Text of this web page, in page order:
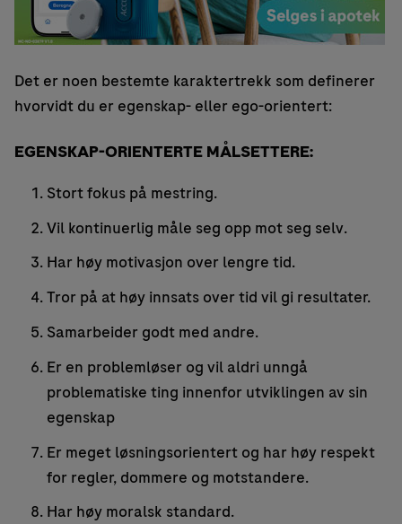
Det er noen bestemte karaktertrekk som definerer
hvorvidt du er egenskap- eller ego-orientert:
EGENSKAP-ORIENTERTE MÅLSETTERE:
Stort fokus på mestring.
Vil kontinuerlig måle seg opp mot seg selv.
Har høy motivasjon over lengre tid.
Tror på at høy innsats over tid vil gi resultater.
Samarbeider godt med andre.
Er en problemløser og vil aldri unngå
problematiske ting innenfor utviklingen av sin
egenskap
Er meget løsningsorientert og har høy respekt
for regler, dommere og motstandere.
Har høy moralsk standard.